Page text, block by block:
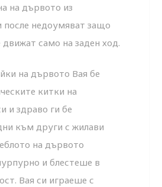
на дървото из
после недоумяват защо
само на заден ход.
на дървото Вая бе
китки на
и здраво ги бе
към други с жилави
на дървото
и блестеше в
Вая си играеше с